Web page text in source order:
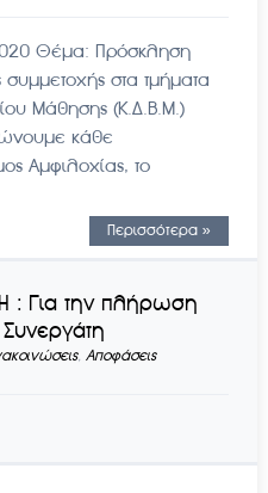
Θέμα: Πρόσκληση
στα τμήματα
Μάθησης (Κ.Δ.Β.Μ.)
κάθε
Αμφιλοχίας, το
Περισσότερα »
: Για την πλήρωση
, Αποφάσεις